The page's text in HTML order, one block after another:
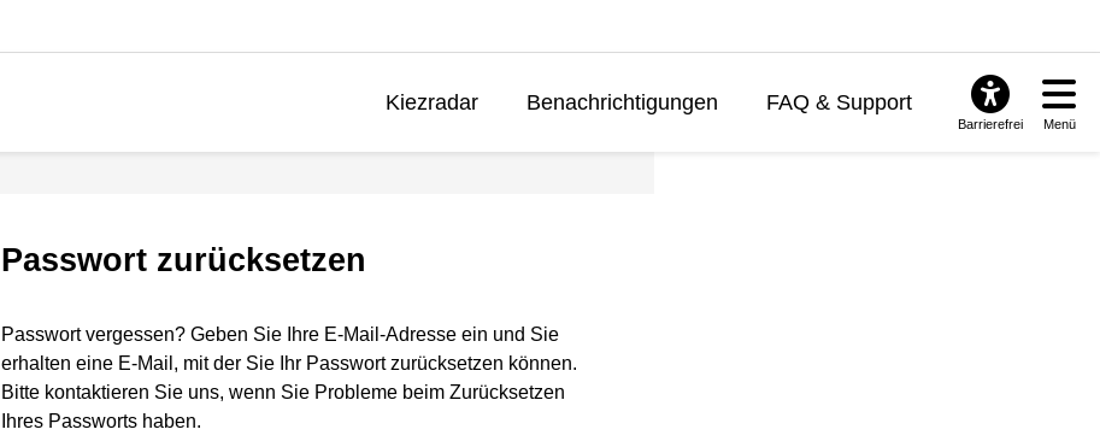
Kiezradar Benachrichtigungen FAQ & Support
Barrierefrei Menü
Passwort zurücksetzen
Passwort vergessen? Geben Sie Ihre E-Mail-Adresse ein und Sie
erhalten eine E-Mail, mit der Sie Ihr Passwort zurücksetzen können.
Bitte kontaktieren Sie uns, wenn Sie Probleme beim Zurücksetzen
Ihres Passworts haben.